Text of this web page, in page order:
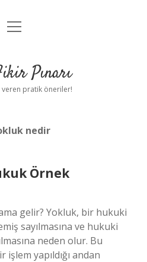
Anasayfa
Uyarı
menüyü
Pınarı
veren pratik öneriler!
nedir
Örnek
gelir? Yokluk, bir hukuki
sayılmasına ve hukuki
neden olur. Bu
işlem yapıldığı andan